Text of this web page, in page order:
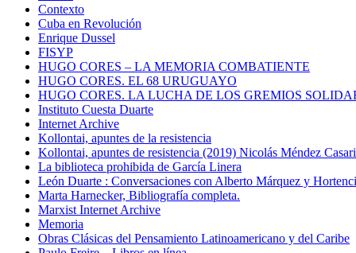
Contexto
Cuba en Revolución
Enrique Dussel
FISYP
HUGO CORES – LA MEMORIA COMBATIENTE
HUGO CORES. EL 68 URUGUAYO
HUGO CORES. LA LUCHA DE LOS GREMIOS
Instituto Cuesta Duarte
Internet Archive
Kollontai, apuntes de la resistencia
Kollontai, apuntes de resistencia (2019) Nicolás Méndez
La biblioteca prohibida de García Linera
León Duarte : Conversaciones con Alberto Márquez y
Marta Harnecker, Bibliografía completa.
Marxist Internet Archive
Memoria
Obras Clásicas del Pensamiento Latinoamericano y del Caribe